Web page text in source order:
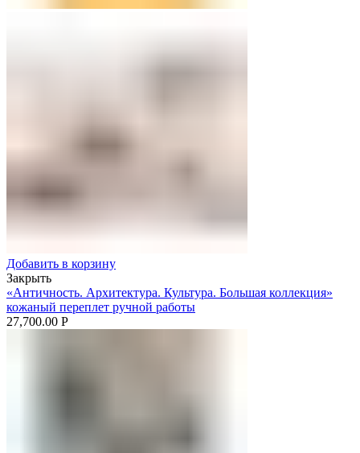
Добавить в корзину
Закрыть
«Античность. Архитектура. Культура. Большая коллекция»
кожаный переплет ручной работы
27,700.00 Р